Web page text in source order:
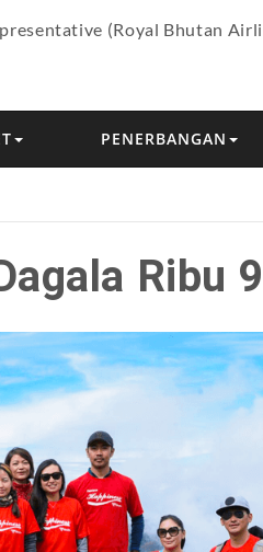
(Royal Bhutan
PENERBANGAN
Ribu